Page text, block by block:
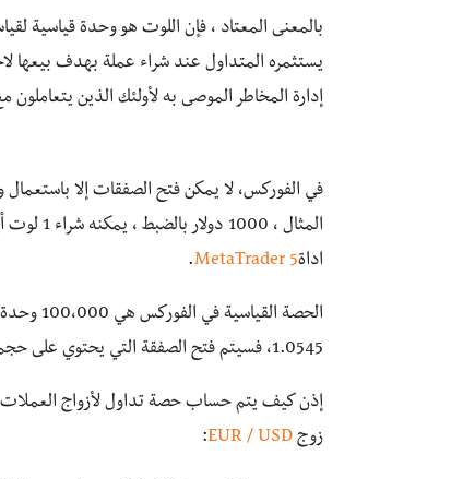
بالمعنى المعتاد ، فإن اللوت هو وحدة قياسية
يستثمره المتداول عند شراء عملة بهدف بيعها
إدارة المخاطر الموصى به لأولئك الذين
في الفوركس، لا يمكن فتح الصفقات إلا
اداةMetaTrader 5
.
1.0545، فسيتم فتح الصفقة التي يحتوي على حجم 1 لوت لكل 105450 وحدة من العملة الأساسية.
إذن كيف يتم حساب حصة تداول لأزواج العملات.
زوج EUR / USD
: